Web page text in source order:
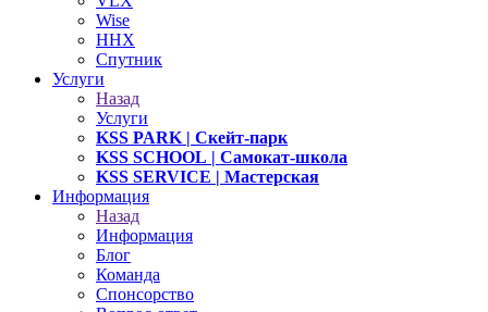
Wise
ННХ
Спутник
Услуги
Назад
Услуги
KSS PARK | Скейт-парк
KSS SCHOOL | Самокат-школа
KSS SERVICE | Мастерская
Информация
Назад
Информация
Блог
Команда
Спонсорство